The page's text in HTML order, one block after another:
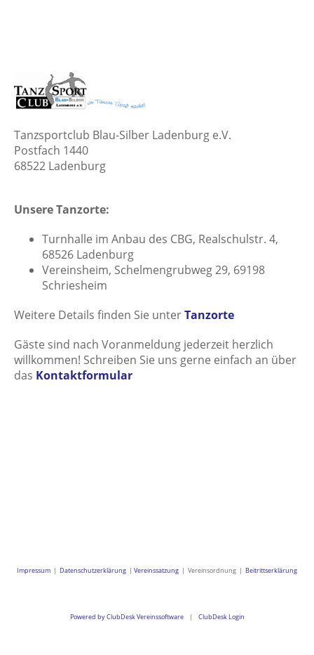
Tanzsportclub Blau-Silber Ladenburg e.V.
Postfach 1440
68522 Ladenburg
Unsere Tanzorte:
Turnhalle im Anbau des CBG, Realschulstr. 4,
68526 Ladenburg
Vereinsheim, Schelmengrubweg 29, 69198
Schriesheim
Weitere Details finden Sie unterTanzorte
Gäste sind nach Voranmeldung jederzeit herzlich
willkommen! Schreiben Sie uns gerne einfach an über
das Kontaktformular
Impressum | Datenschutzerklärung | Vereinssatzung | Vereinsordnung | Beitrittserklärung
Powered by ClubDesk Vereinssoftware| ClubDesk Login